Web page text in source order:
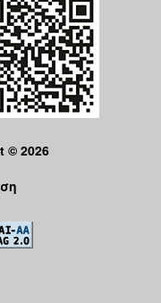
© 2026